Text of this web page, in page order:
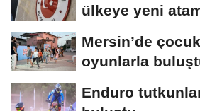
ülkeye yeni
Mersin’de
oyunlarla
Enduro